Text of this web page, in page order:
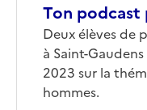
Ton
Corps
Deux élèves de
à Saint-
2023 sur la
hommes.